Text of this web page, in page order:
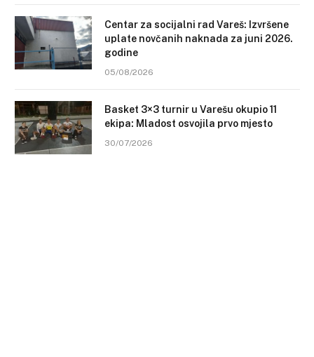
Centar za socijalni rad Vareš: Izvršene
uplate novčanih naknada za juni 2026.
godine
05/08/2026
Basket 3×3 turnir u Varešu okupio 11
ekipa: Mladost osvojila prvo mjesto
30/07/2026